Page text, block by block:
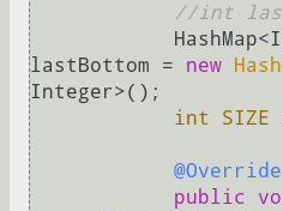
//int
lastBottom = new
Integer>();
int
SIZE
@Override
public